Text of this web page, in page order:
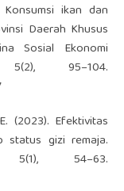
ikan dan
Daerah Khusus
Sosial Ekonomi
95–104.
(2023). Efektivitas
status gizi remaja.
5(1), 54–63.